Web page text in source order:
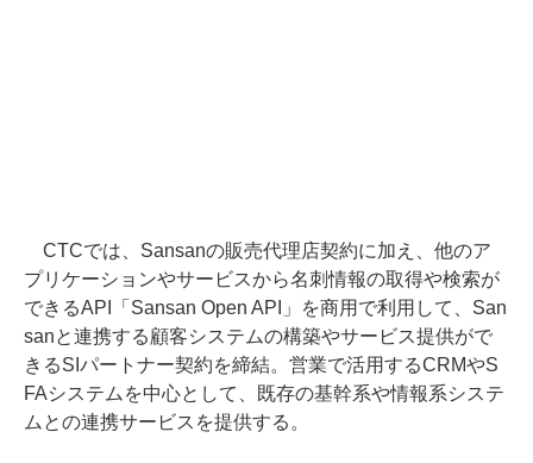
CTCでは、Sansanの販売代理店契約に加え、他のア
プリケーションやサービスから名刺情報の取得や検索が
できるAPI「Sansan Open API」を商用で利用して、San
sanと連携する顧客システムの構築やサービス提供がで
きるSIパートナー契約を締結。営業で活用するCRMやS
FAシステムを中心として、既存の基幹系や情報系システ
ムとの連携サービスを提供する。